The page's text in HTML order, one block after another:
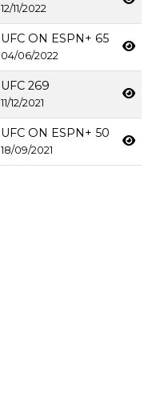
12/11/2022
UFC ON ESPN+ 65
04/06/2022
UFC 269
11/12/2021
UFC ON ESPN+ 50
18/09/2021